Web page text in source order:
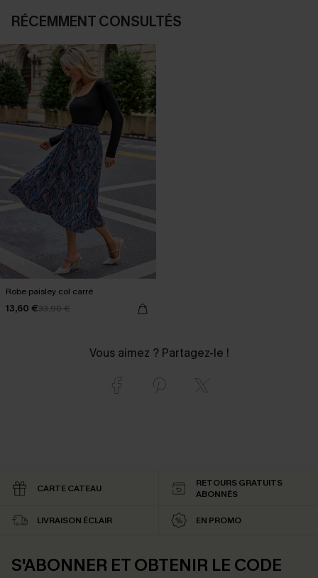
RÉCEMMENT CONSULTÉS
Robe paisley col carré
13,60 €33,90 €
Vous aimez ? Partagez-le !
CARTE CATEAU
RETOURS GRATUITS
ABONNÉS
LIVRAISON ÉCLAIR EN PROMO
S'ABONNER ET OBTENIR LE CODE